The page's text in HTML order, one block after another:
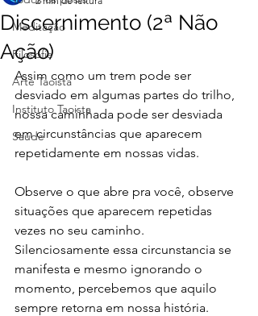
Meditação
Filosofia
Arte Taoista
Instituto Taoista
Saúde
Discernimento (2ª Não
Ação)
Assim como um trem pode ser
desviado em algumas partes do trilho,
nossa caminhada pode ser desviada
em circunstâncias que aparecem
repetidamente em nossas vidas.
Observe o que abre pra você, observe
situações que aparecem repetidas
vezes no seu caminho.
Silenciosamente essa circunstancia se
manifesta e mesmo ignorando o
momento, percebemos que aquilo
sempre retorna em nossa história.